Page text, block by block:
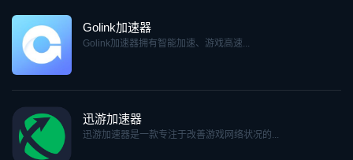
Golink加速器
Golink加速器拥有智能加速、游戏高速...
迅游加速器
迅游加速器是一款专注于改善游戏网络状况的...